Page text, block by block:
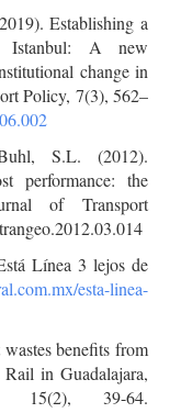
Establishing a
Istanbul: A new
change in
Policy, 7(3), 562–
S.L. (2012).
performance: the
of Transport
Línea 3 lejos de
esta-linea-
benefits from
in Guadalajara,
15(2), 39-64.